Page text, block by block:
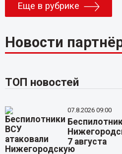
Еще в рубрике
Новости
ТОП новостей
07.8.2026 09:00
7 августа